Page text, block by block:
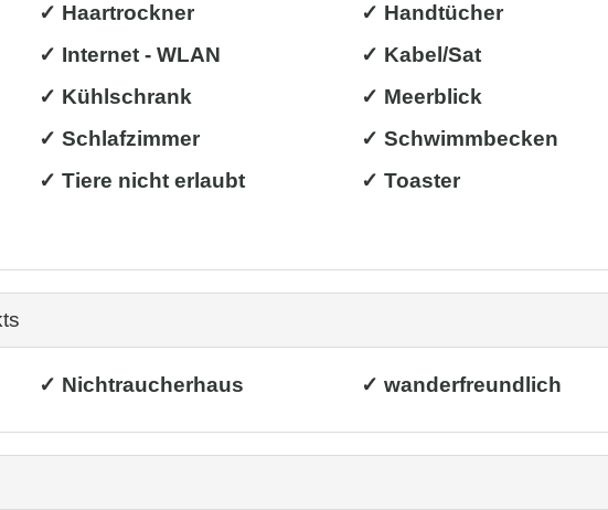
✓ Haartrockner
✓ Handtücher
✓ Internet - WLAN
✓ Kabel/Sat
✓ Kühlschrank
✓ Meerblick
✓ Schlafzimmer
✓ Schwimmbecken
✓ Tiere nicht erlaubt
✓ Toaster
✓ Nichtraucherhaus ✓ wanderfreundlich